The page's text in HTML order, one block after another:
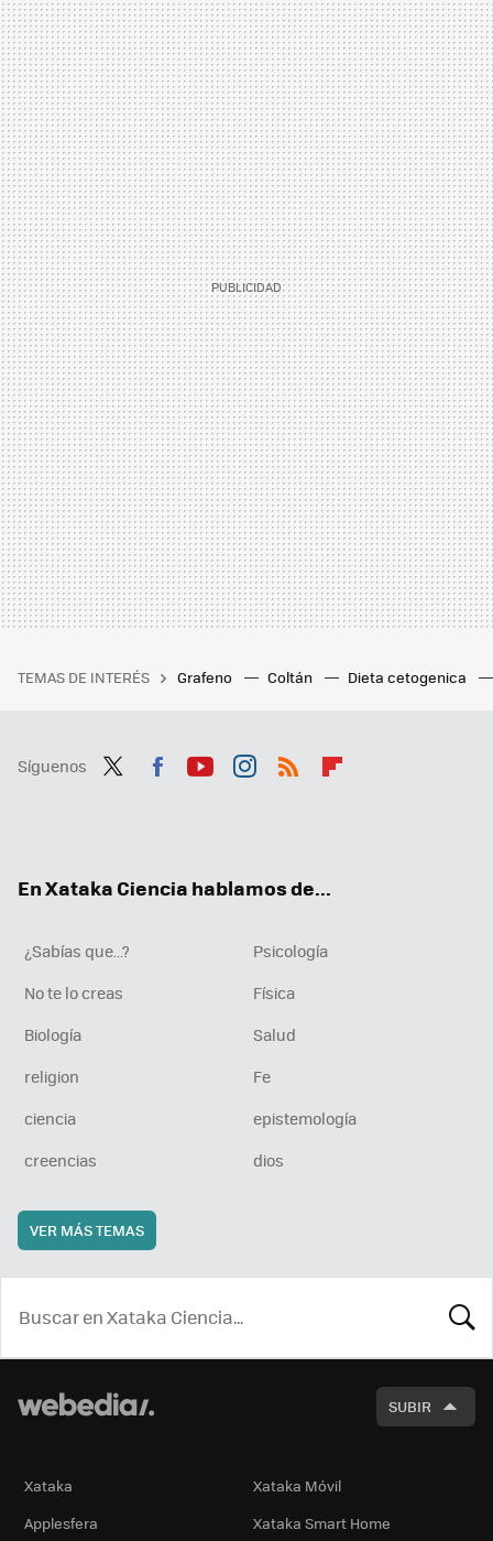
TEMAS DE INTERÉS Grafeno Coltán Dieta cetogenica
Síguenos
En Xataka Ciencia hablamos de...
¿Sabías que...?
Psicología
No te lo creas
Física
Biología
Salud
religion
Fe
ciencia
epistemología
creencias
dios
VER MÁS TEMAS
SUBIR
Xataka
Xataka Móvil
Applesfera
Xataka Smart Home